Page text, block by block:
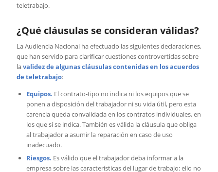
teletrabajo.
¿Qué cláusulas se consideran válidas?
La Audiencia Nacional ha efectuado las siguientes declaraciones,
que han servido para clarificar cuestiones controvertidas sobre
lavalidez de algunas cláusulas contenidas en los acuerdos
de teletrabajo:
Equipos. El contrato-tipo no indica ni los equipos que se
ponen a disposición del trabajador ni su vida útil, pero esta
carencia queda convalidada en los contratos individuales, en
los que sí se indica. También es válida la cláusula que obliga
al trabajador a asumir la reparación en caso de uso
inadecuado.
Riesgos. Es válido que el trabajador deba informar a la
empresa sobre las características del lugar de trabajo: ello no